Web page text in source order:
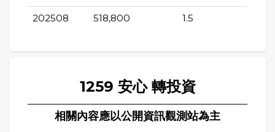
202508 518,800 1.5
1259 安心 轉投資
相關內容應以公開資訊觀測站為主